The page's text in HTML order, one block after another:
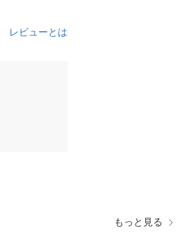
レビューとは
もっと見る